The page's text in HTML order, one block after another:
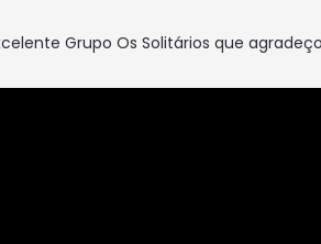
Grupo Os Solitários que